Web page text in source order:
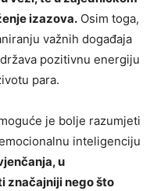
izazova. Osim toga,
važnih događaja
pozitivnu energiju
para.
je bolje razumjeti
inteligenciju
u
značajniji nego što